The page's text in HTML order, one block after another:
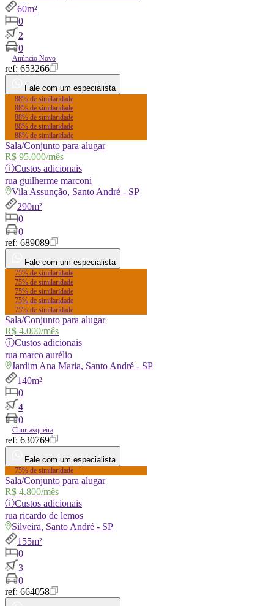
60m²
0
2
0
Anúncio Novo
ref: 653266
Fale com um especialista
88% de similaridade
88% de similaridade
88% de similaridade
88% de similaridade
88% de similaridade
Sala/Conjunto para alugar
R$ 95.000/mês
ⓘCustos adicionais
rua guilherme marconi
Vila Assunção, Santo André - SP
290m²
0
0
ref: 689089
Fale com um especialista
75% de similaridade
75% de similaridade
75% de similaridade
75% de similaridade
75% de similaridade
Sala/Conjunto para alugar
R$ 4.000/mês
ⓘCustos adicionais
rua marco aurélio
Jardim Ana Maria, Santo André - SP
140m²
0
4
0
Churrasqueira
ref: 630769
Fale com um especialista
75% de similaridade
Sala/Conjunto para alugar
R$ 4.800/mês
ⓘCustos adicionais
rua ricardo de lemos
Silveira, Santo André - SP
155m²
0
3
0
ref: 664058